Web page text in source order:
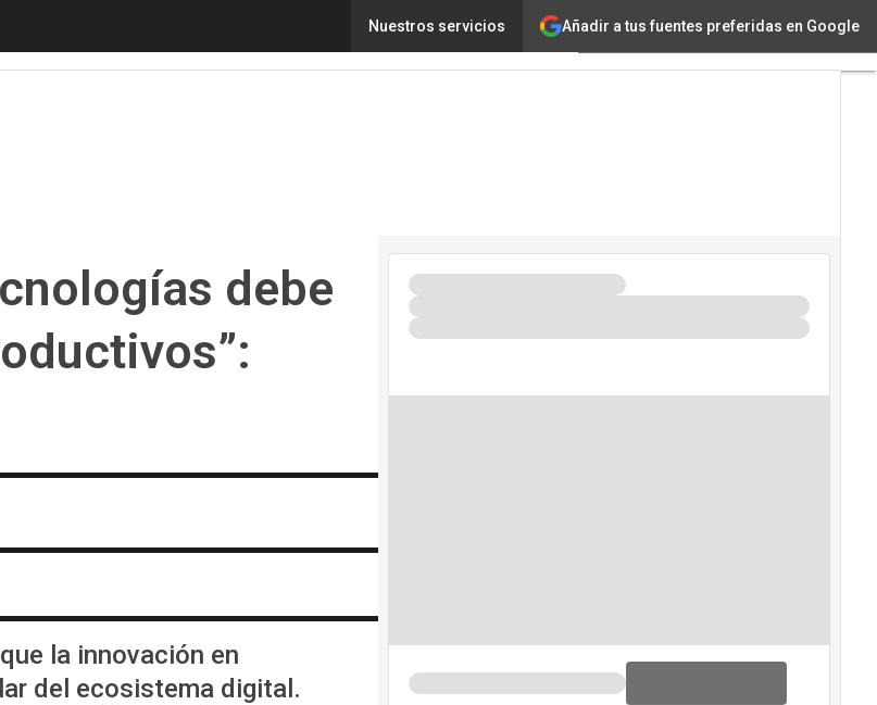
Añadir a tus fuentes preferidas en Google
Nuestros servicios
debe llegar a más sectores productivos”: Germán López, CCITTecnología
Artificial
Ciberseguridad
debe
la innovación en
del ecosistema digital.